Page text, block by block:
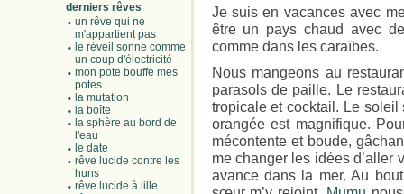
derniers rêves
un rêve qui ne
m'appartient pas
le réveil sonne comme
un coup d'électricité
mon pote bouffe mes
potes
la mutation
la boîte
la sphère au bord de
l'eau
le date
rêve lucide contre les
huns
rêve lucide à lille
Je suis en vacances avec
être un pays chaud avec
comme dans les caraïbes.
Nous mangeons au
parasols de paille. Le
tropicale et cocktail. Le soleil
orangée est magnifique.
mécontente et boude,
me changer les idées d’aller
avance dans la mer. Au